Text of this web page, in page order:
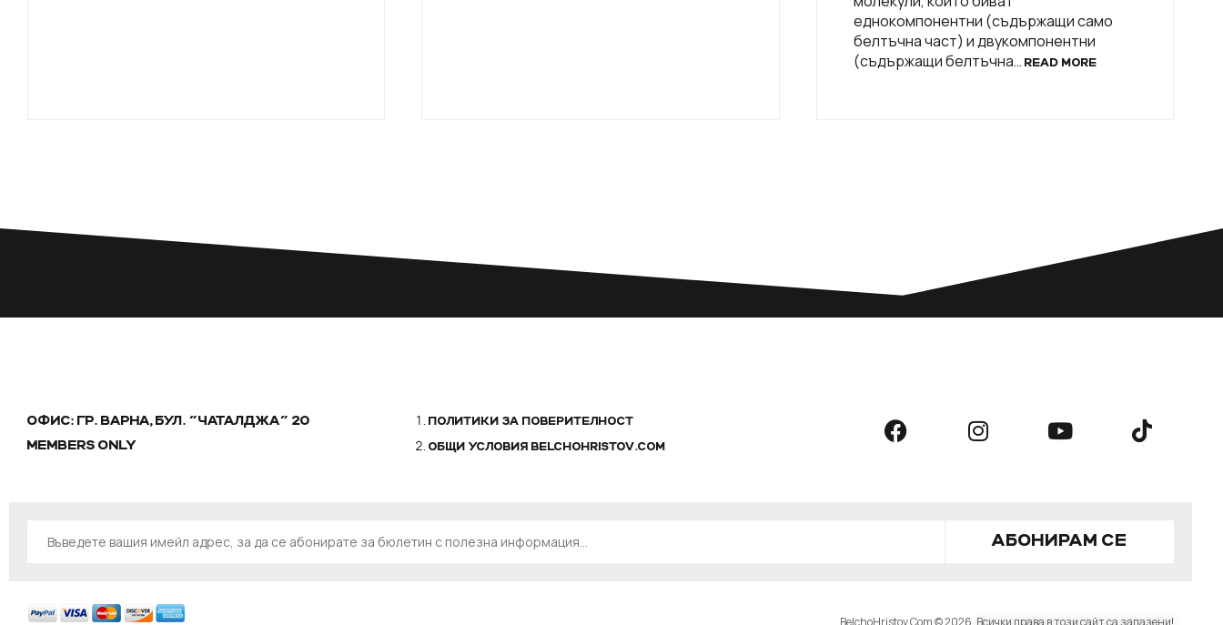
еднокомпонентни (съдържащи само
белтъчна част) и двукомпонентни
(съдържащи белтъчна… READ MORE
ОФИС: ГР. ВАРНА, БУЛ. "ЧАТАЛДЖА" 20
MEMBERS ONLY
ПОЛИТИКИ ЗА ПОВЕРИТЕЛНОСТ
ОБЩИ УСЛОВИЯ BELCHOHRISTOV.COM
АБОНИРАМ СЕ